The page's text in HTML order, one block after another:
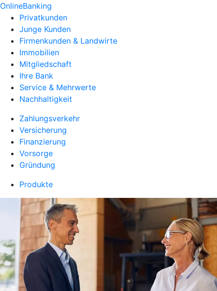
OnlineBanking
Privatkunden
Junge Kunden
Firmenkunden & Landwirte
Immobilien
Mitgliedschaft
Ihre Bank
Service & Mehrwerte
Nachhaltigkeit
Zahlungsverkehr
Versicherung
Finanzierung
Vorsorge
Gründung
Produkte